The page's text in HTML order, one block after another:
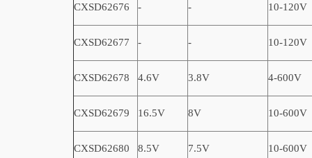
CXSD62676 - - 10-120V
CXSD62677 - - 10-120V
CXSD62678 4.6V 3.8V 4-600V
CXSD62679 16.5V 8V 10-600V
CXSD62680 8.5V 7.5V 10-600V